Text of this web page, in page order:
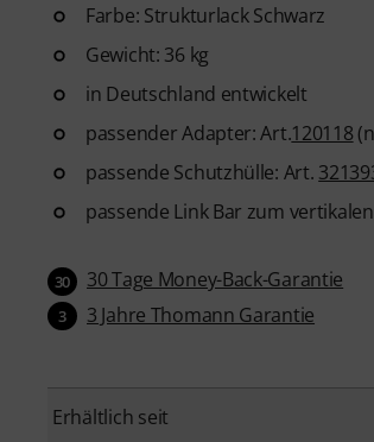
Farbe: Strukturlack Schwarz
Gewicht: 36 kg
in Deutschland entwickelt
passender Adapter: Art.120118
passende Schutzhülle: Art.
passende Link Bar zum
30 30 Tage Money-Back-Garantie
3 3 Jahre Thomann Garantie
Erhältlich seit